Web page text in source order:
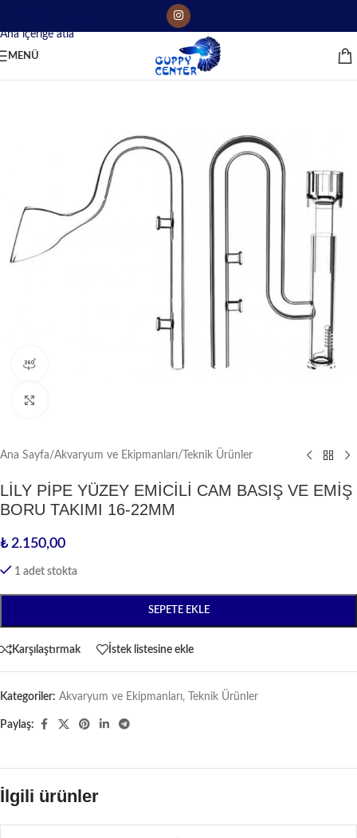
Ana içeriğe atla
MENÜ
Ana Sayfa/Akvaryum ve Ekipmanları/ Teknik Ürünler
LİLY PİPE YÜZEY EMİCİLİ CAM BASIŞ VE EMİŞ
BORU TAKIMI 16-22MM
₺ 2.150,00
1 adet stokta
SEPETE EKLE
Karşılaştırmak İstek listesine ekle
Kategoriler: Akvaryum ve Ekipmanları, Teknik Ürünler
Paylaş:
İlgili ürünler